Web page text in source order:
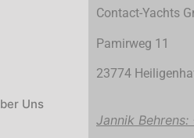
Uns
Contact-Yachts
Pamirweg 11
23774
Jannik